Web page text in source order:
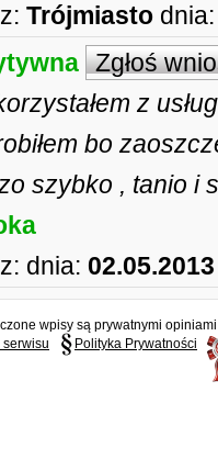
Trójmiasto dnia:
Zgłoś
z
bo
szybko , tanio i
dnia:
wpisy są prywatnymi
Polityka Prywatności